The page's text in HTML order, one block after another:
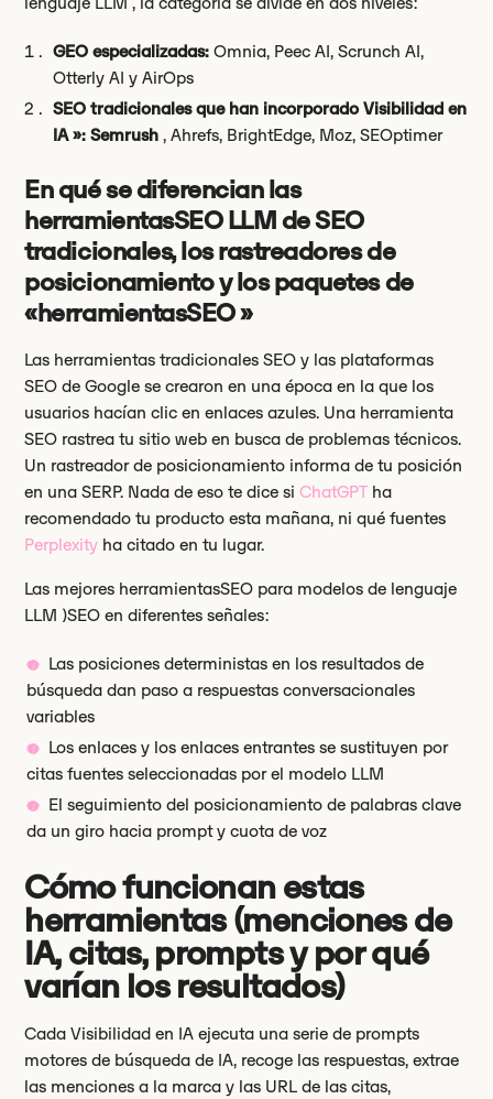
GEO especializadas:Omnia, Peec AI, Scrunch AI,
Otterly AI y AirOps
SEO tradicionales que han incorporado Visibilidad en
IA »: Semrush, Ahrefs, BrightEdge, Moz, SEOptimer
En qué se diferencian las
herramientasSEO LLM de SEO
tradicionales, los rastreadores de
posicionamiento y los paquetes de
«herramientasSEO »
Las herramientas tradicionales SEO y las plataformas
SEO de Google se crearon en una época en la que los
usuarios hacían clic en enlaces azules. Una herramienta
SEO rastrea tu sitio web en busca de problemas técnicos.
Un rastreador de posicionamiento informa de tu posición
en una SERP. Nada de eso te dice siChatGPT ha
recomendado tu producto esta mañana, ni qué fuentes
Perplexity ha citado en tu lugar.
Las mejores herramientasSEO para modelos de lenguaje
LLM )SEO en diferentes señales:
Las posiciones deterministas en los resultados de
búsqueda dan paso a respuestas conversacionales
variables
Los enlaces y los enlaces entrantes se sustituyen por
citas fuentes seleccionadas por el modelo LLM
El seguimiento del posicionamiento de palabras clave
da un giro hacia prompt y cuota de voz
Cómo funcionan estas
herramientas (menciones de
IA, citas, prompts y por qué
varían los resultados)
Cada Visibilidad en IA ejecuta una serie de prompts
motores de búsqueda de IA, recoge las respuestas, extrae
las menciones a la marca y las URL de las citas,